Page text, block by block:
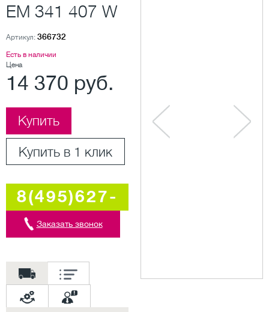
EM 341 407 W
Артикул: 366732
Есть в наличии
Цена
14 370 руб.
Купить
Купить в 1 клик
8(495)627-
5707
Заказать звонок